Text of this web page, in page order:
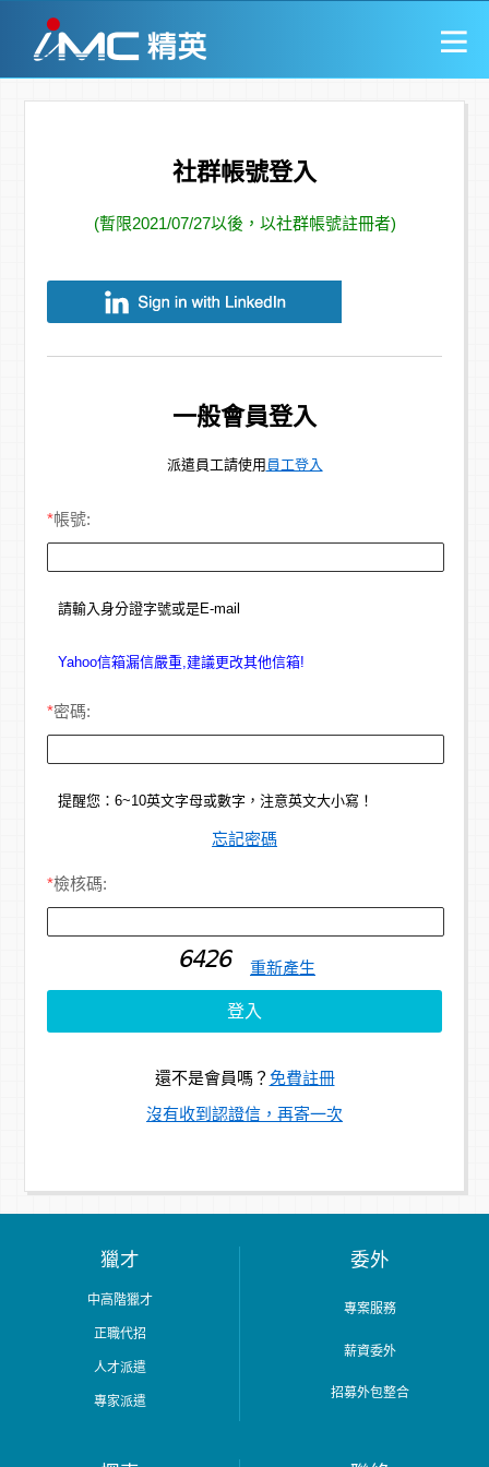
社群帳號登入
(暫限2021/07/27以後，以社群帳號註冊者)
一般會員登入
派遣員工請使用 員工登入
*帳號:
請輸入身分證字號或是E-mail
Yahoo信箱漏信嚴重,建議更改其他信箱!
*密碼:
提醒您：6~10英文字母或數字，注意英文大小寫！
忘記密碼
*檢核碼:
重新產生
還不是會員嗎？ 免費註冊
沒有收到認證信，再寄一次
獵才
中高階獵才
正職代招
人才派遣
專家派遣
委外
專案服務
薪資委外
招募外包整合